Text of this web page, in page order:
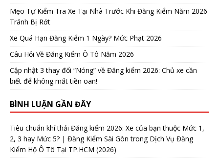
Mẹo Tự Kiểm Tra Xe Tại Nhà Trước Khi Đăng Kiểm Năm 2026
Tránh Bị Rớt
Xe Quá Hạn Đăng Kiểm 1 Ngày? Mức Phạt 2026
Câu Hỏi Về Đăng Kiểm Ô Tô Năm 2026
Cập nhật 3 thay đổi “Nóng” về Đăng kiểm 2026: Chủ xe cần
biết để không mất tiền oan!
BÌNH LUẬN GẦN ĐÂY
Tiêu chuẩn khí thải Đăng kiểm 2026: Xe của bạn thuộc Mức 1,
2, 3 hay Mức 5? | Đăng Kiểm Sài Gòn trong Dịch Vụ Đăng
Kiểm Hộ Ô Tô Tại TP.HCM (2026)